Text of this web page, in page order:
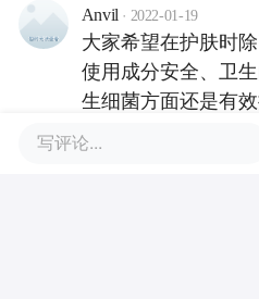
Anvil · 2022-01-19
大家希望在护肤时
使用成分安全、卫
生细菌方面还是有
带也比较方便。
写评论...